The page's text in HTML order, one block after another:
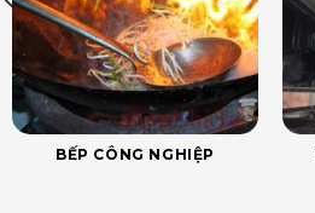
BẾP CÔNG NGHIỆP